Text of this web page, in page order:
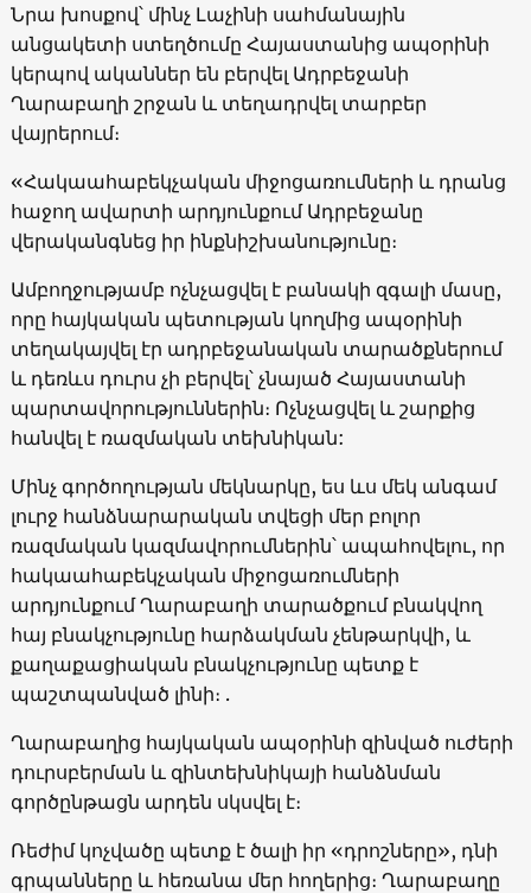
Նրա խոսքով՝ մինչ Լաչինի սահմանային
անցակետի ստեղծումը Հայաստանից ապօրինի
կերպով ականներ են բերվել Ադրբեջանի
Ղարաբաղի շրջան և տեղադրվել տարբեր
վայրերում։
«Հակաահաբեկչական միջոցառումների և դրանց
հաջող ավարտի արդյունքում Ադրբեջանը
վերականգնեց իր ինքնիշխանությունը։
Ամբողջությամբ ոչնչացվել է բանակի զգալի մասը,
որը հայկական պետության կողմից ապօրինի
տեղակայվել էր ադրբեջանական տարածքներում
և դեռևս դուրս չի բերվել՝ չնայած Հայաստանի
պարտավորություններին։ Ոչնչացվել և շարքից
հանվել է ռազմական տեխնիկան:
Մինչ գործողության մեկնարկը, ես ևս մեկ անգամ
լուրջ հանձնարարական տվեցի մեր բոլոր
ռազմական կազմավորումներին՝ ապահովելու, որ
հակաահաբեկչական միջոցառումների
արդյունքում Ղարաբաղի տարածքում բնակվող
հայ բնակչությունը հարձակման չենթարկվի, և
քաղաքացիական բնակչությունը պետք է
պաշտպանված լինի։ .
Ղարաբաղից հայկական ապօրինի զինված ուժերի
դուրսբերման և զինտեխնիկայի հանձնման
գործընթացն արդեն սկսվել է։
Ռեժիմ կոչվածը պետք է ծալի իր «դրոշները», դնի
գրպանները և հեռանա մեր հողերից։ Ղարաբաղը